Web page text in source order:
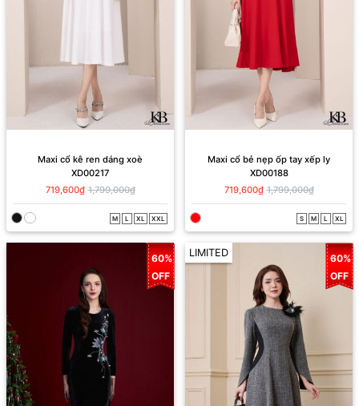
Maxi cổ kê ren dáng xoè
XD00217
719,600₫ 1,799,000₫
M L XL XXL
Maxi cổ bẻ nẹp ốp tay xếp ly
XD00188
719,600₫ 1,799,000₫
S M L XL
60%
OFF
LIMITED
60%
OFF